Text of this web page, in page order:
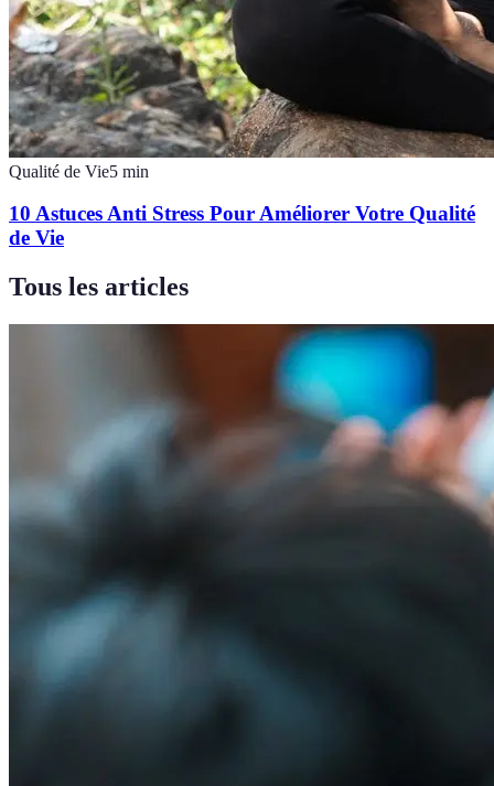
Qualité de Vie5 min
10 Astuces Anti Stress Pour Améliorer Votre Qualité
de Vie
Tous les articles